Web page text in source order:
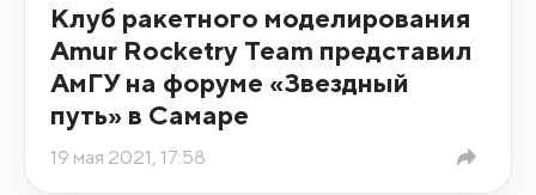
Клуб ракетного моделирования
Amur Rocketry Team представил
АмГУ на форуме «Звездный
путь» в Самаре
19 мая 2021, 17:58